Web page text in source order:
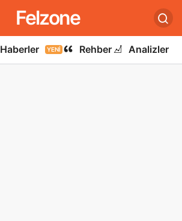
Felzone
Haberler YENI Rehber Analizler